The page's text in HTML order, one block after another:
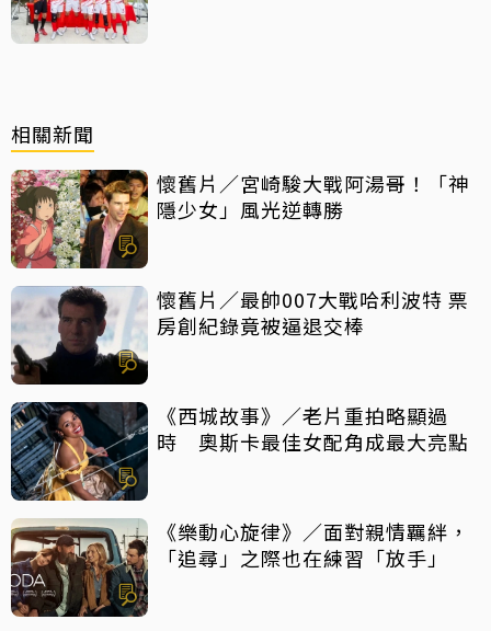
相關新聞
懷舊片／宮崎駿大戰阿湯哥！「神
隱少女」風光逆轉勝
懷舊片／最帥007大戰哈利波特 票
房創紀錄竟被逼退交棒
《西城故事》／老片重拍略顯過
時 奧斯卡最佳女配角成最大亮點
《樂動心旋律》／面對親情羈絆，
「追尋」之際也在練習「放手」